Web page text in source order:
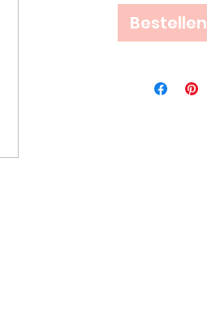
Bestellen